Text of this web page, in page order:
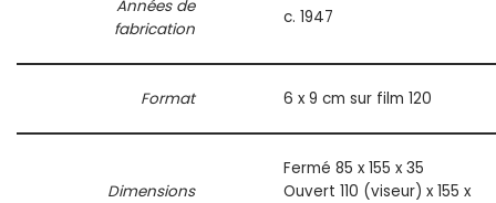
Années de
fabrication
c. 1947
Format 6 x 9 cm sur film 120
Dimensions
Fermé 85 x 155 x 35
Ouvert 110 (viseur) x 155 x